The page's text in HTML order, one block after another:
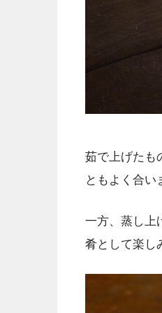
茹で上げたも
ともよく合い
一方、蒸し上
肴として楽し